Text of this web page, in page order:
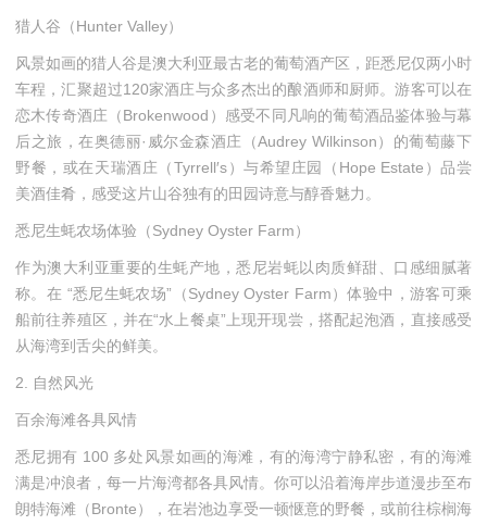
猎人谷（Hunter Valley）
风景如画的猎人谷是澳大利亚最古老的葡萄酒产区，距悉尼仅两小时
车程，汇聚超过120家酒庄与众多杰出的酿酒师和厨师。游客可以在
恋木传奇酒庄（Brokenwood）感受不同凡响的葡萄酒品鉴体验与幕
后之旅，在奥德丽·威尔金森酒庄（Audrey Wilkinson）的葡萄藤下
野餐，或在天瑞酒庄（Tyrrell′s）与希望庄园（Hope Estate）品尝
美酒佳肴，感受这片山谷独有的田园诗意与醇香魅力。
悉尼生蚝农场体验（Sydney Oyster Farm）
作为澳大利亚重要的生蚝产地，悉尼岩蚝以肉质鲜甜、口感细腻著
称。在 “悉尼生蚝农场”（Sydney Oyster Farm）体验中，游客可乘
船前往养殖区，并在“水上餐桌”上现开现尝，搭配起泡酒，直接感受
从海湾到舌尖的鲜美。
2. 自然风光
百余海滩各具风情
悉尼拥有 100 多处风景如画的海滩，有的海湾宁静私密，有的海滩
满是冲浪者，每一片海湾都各具风情。你可以沿着海岸步道漫步至布
朗特海滩（Bronte），在岩池边享受一顿惬意的野餐，或前往棕榈海